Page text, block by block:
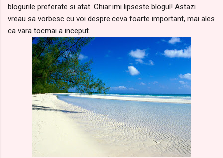
blogurile preferate si atat. Chiar imi lipseste blogul! Astazi
vreau sa vorbesc cu voi despre ceva foarte important, mai ales
ca vara tocmai a inceput.